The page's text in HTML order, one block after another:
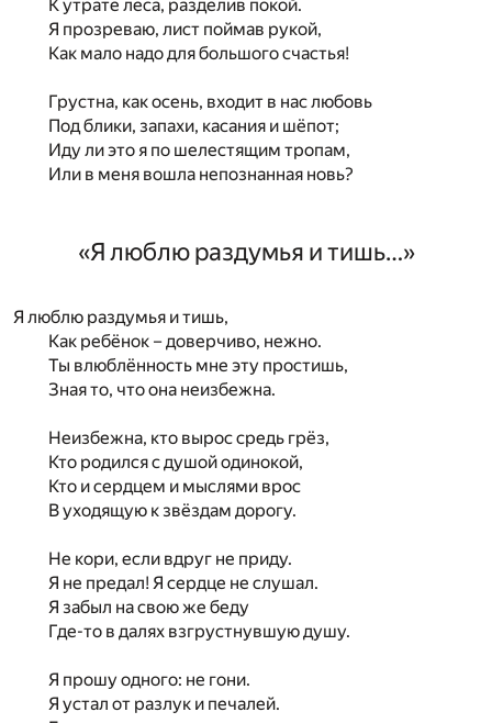
К утрате леса, разделив покой.
Я прозреваю, лист поймав рукой,
Как мало надо для большого счастья!
Грустна, как осень, входит в нас любовь
Под блики, запахи, касания и шёпот;
Иду ли это я по шелестящим тропам,
Или в меня вошла непознанная новь?
«Я люблю раздумья и тишь…»
Я люблю раздумья и тишь,
Как ребёнок – доверчиво, нежно.
Ты влюблённость мне эту простишь,
Зная то, что она неизбежна.
Неизбежна, кто вырос средь грёз,
Кто родился с душой одинокой,
Кто и сердцем и мыслями врос
В уходящую к звёздам дорогу.
Не кори, если вдруг не приду.
Я не предал! Я сердце не слушал.
Я забыл на свою же беду
Где-то в далях взгрустнувшую душу.
Я прошу одного: не гони.
Я устал от разлук и печалей.